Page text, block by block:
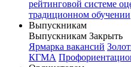
рейтинговой системе
традиционном обучении
Выпускникам
Выпускникам Закрыть
Ярмарка вакансий
КГМА